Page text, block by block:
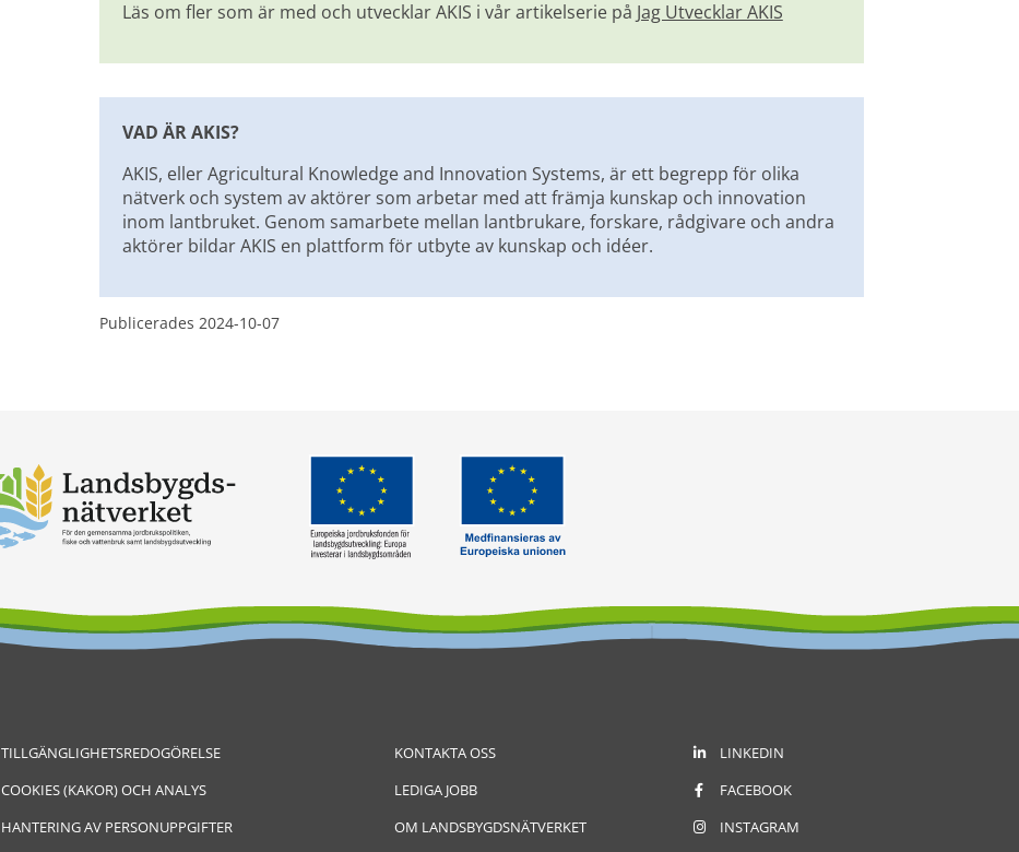
Läs om fler som är med och utvecklar AKIS i vår artikelserie på Jag Utvecklar AKIS
VAD ÄR AKIS?
AKIS, eller Agricultural Knowledge and Innovation Systems, är ett begrepp för olika
nätverk och system av aktörer som arbetar med att främja kunskap och innovation
inom lantbruket. Genom samarbete mellan lantbrukare, forskare, rådgivare och andra
aktörer bildar AKIS en plattform för utbyte av kunskap och idéer.
Publicerades 2024-10-07
TILLGÄNGLIGHETSREDOGÖRELSE
COOKIES (KAKOR) OCH ANALYS
HANTERING AV PERSONUPPGIFTER
KONTAKTA OSS
LEDIGA JOBB
OM LANDSBYGDSNÄTVERKET
LINKEDIN
FACEBOOK
INSTAGRAM